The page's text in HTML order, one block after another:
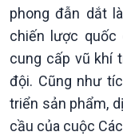
Podcast
phong đẫn dắt
chiến lược quốc
cung cấp vũ khí
đội. Cũng như
triển sản phẩm,
cầu của cuộc